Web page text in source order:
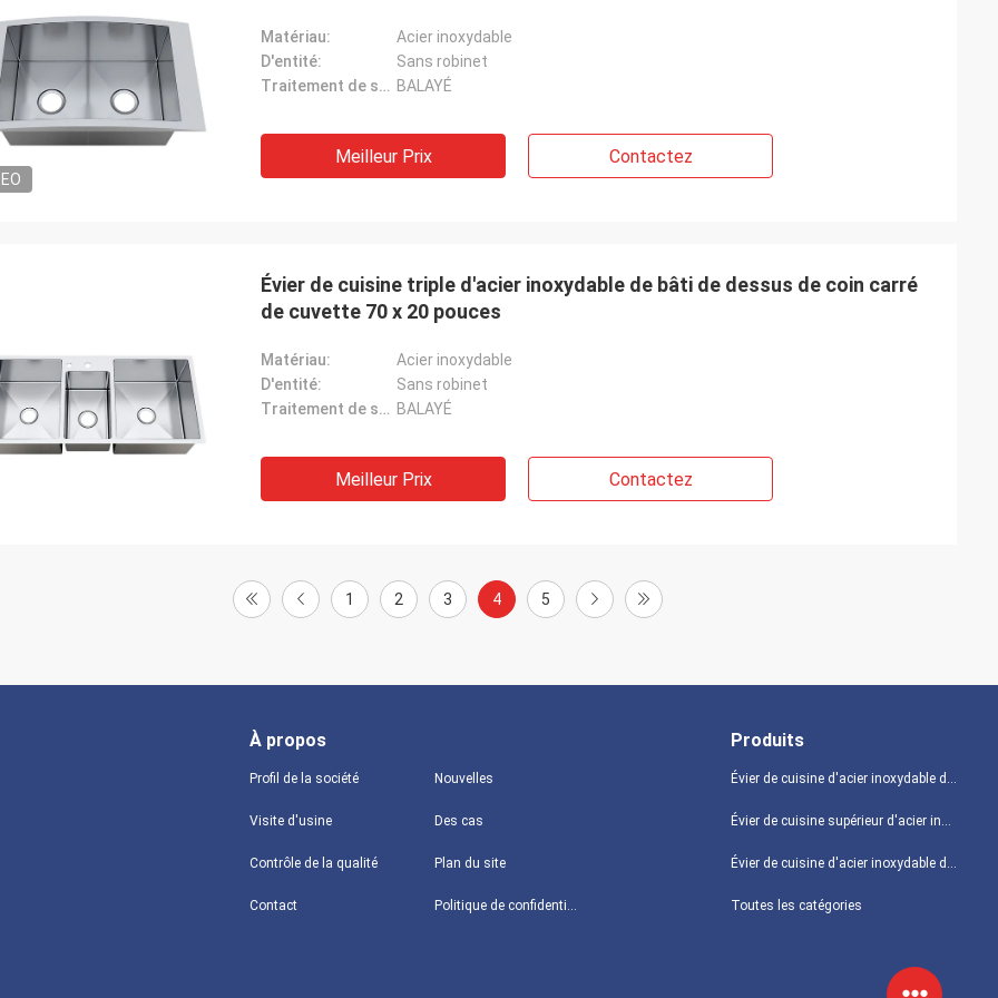
Matériau:
Acier inoxydable
D'entité:
Sans robinet
Traitement de surface: BALAYÉ
Meilleur Prix Contactez
Évier de cuisine triple d'acier inoxydable de bâti de dessus de coin carré
de cuvette 70 x 20 pouces
Matériau:
Acier inoxydable
D'entité:
Sans robinet
Traitement de surface: BALAYÉ
Meilleur Prix Contactez
1 2 3 4 5
À propos
Profil de la société
Visite d'usine
Contrôle de la qualité
Contact
Nouvelles
Des cas
Plan du site
Politique de confidentialité
Produits
Évier de cuisine d'acier inoxydable de tablier
Évier de cuisine supérieur d'acier inoxydable de bâti
Évier de cuisine d'acier inoxydable d'Undermount
Toutes les catégories